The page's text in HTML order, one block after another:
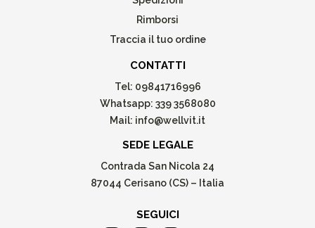
Rimborsi
Traccia il tuo ordine
CONTATTI
Tel: 09841716996
Whatsapp: 339 3568080
Mail: info@wellvit.it
SEDE LEGALE
Contrada San Nicola 24
87044 Cerisano (CS) – Italia
SEGUICI